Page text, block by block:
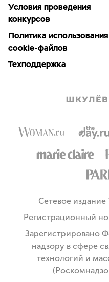
Условия проведения
конкурсов
Политика использования
cookie-файлов
Техподдержка
Сетевое
Регистрационный
Зарегистрировано
надзору в сфере
технологий и